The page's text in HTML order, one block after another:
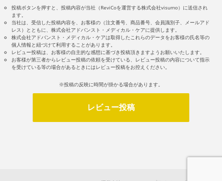
投稿ボタンを押すと、投稿内容が当社（ReviCoを運営する株式会社visumo）に送信され
ます。
当社は、受信した投稿内容を、お客様の（注文番号、商品番号、会員識別子、メールアド
レス）とともに、株式会社アドバンスト・メディカル・ケアに提供します。
株式会社アドバンスト・メディカル・ケアは取得したこれらのデータをお客様の氏名等の
個人情報と紐づけて利用することがあります。
レビュー投稿は、お客様の自主的な感想に基づき投稿頂きますようお願いいたします。
お客様が第三者からレビュー投稿の依頼を受けている、レビュー投稿の内容について指示
を受けている等の場合があるときにはレビュー投稿をお控えください。
※投稿の反映に時間が掛かる場合があります。